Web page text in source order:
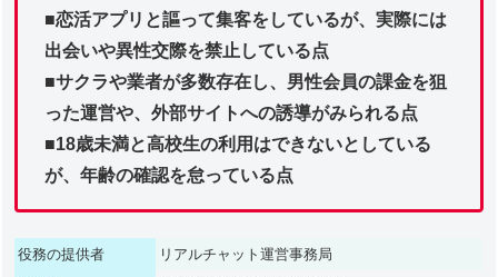
■恋活アプリと謳って集客をしているが、実際には
出会いや異性交際を禁止している点
■サクラや業者が多数存在し、男性会員の課金を狙
った運営や、外部サイトへの誘導がみられる点
■18歳未満と高校生の利用はできないとしている
が、年齢の確認を怠っている点
役務の提供者
リアルチャット運営事務局